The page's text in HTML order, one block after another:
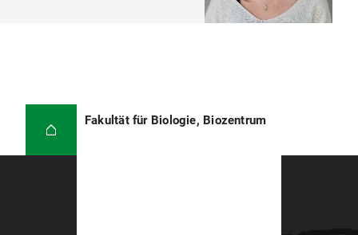
Fakultät für Biologie, Biozentrum